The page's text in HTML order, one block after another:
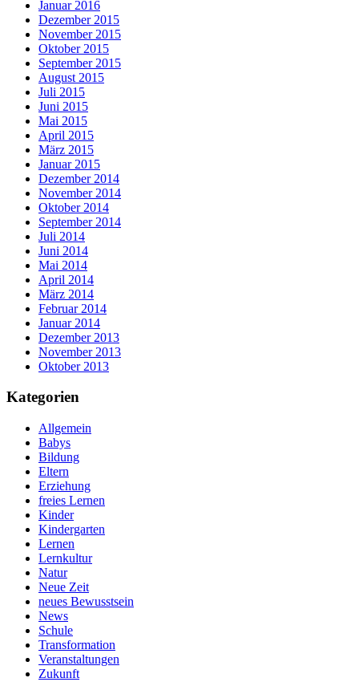
Januar 2016
Dezember 2015
November 2015
Oktober 2015
September 2015
August 2015
Juli 2015
Juni 2015
Mai 2015
April 2015
März 2015
Januar 2015
Dezember 2014
November 2014
Oktober 2014
September 2014
Juli 2014
Juni 2014
Mai 2014
April 2014
März 2014
Februar 2014
Januar 2014
Dezember 2013
November 2013
Oktober 2013
Kategorien
Allgemein
Babys
Bildung
Eltern
Erziehung
freies Lernen
Kinder
Kindergarten
Lernen
Lernkultur
Natur
Neue Zeit
neues Bewusstsein
News
Schule
Transformation
Veranstaltungen
Zukunft